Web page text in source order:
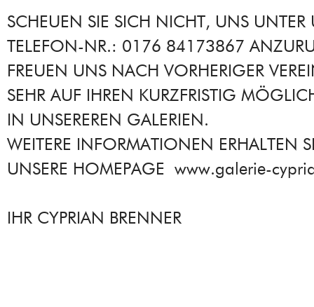
SCHEUEN SIE SICH NICHT, UNS UNTER
TELEFON-NR.: 0176 84173867
FREUEN UNS NACH VORHERIGER
SEHR AUF IHREN KURZFRISTIG
IN UNSEREREN GALERIEN.
WEITERE INFORMATIONEN ERHALTEN
UNSERE HOMEPAGE www.galerie-
IHR CYPRIAN BRENNER